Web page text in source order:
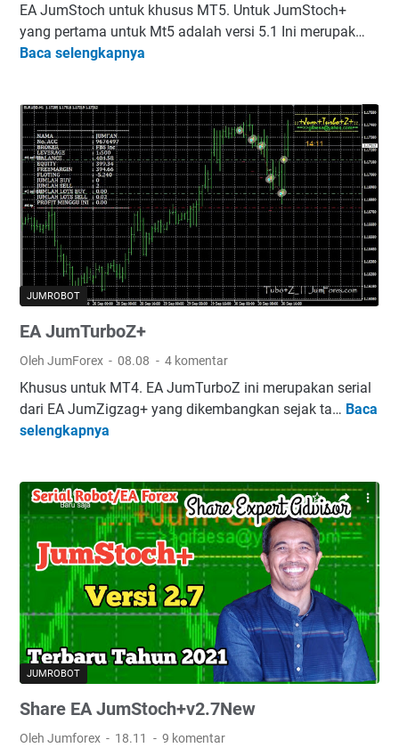
(
M
T
)
EA JumStoch untuk khusus MT5. Untuk JumStoch+
yang pertama untuk Mt5 adalah versi 5.1 Ini merupak…
Baca selengkapnya
u
m
S
t
o
c
h
+
v
5
.
1
k
h
u
s
M
T
5
)
JUMROBOT
EA JumTurboZ+
Oleh JumForex 08.08 4 komentar
Khusus untuk MT4. EA JumTurboZ ini merupakan serial
dari EA JumZigzag+ yang dikembangkan sejak ta… Baca
selengkapnya
E
m
T
u
r
b
o
Z
+
JUMROBOT
Share EA JumStoch+v2.7New
Oleh Jumforex 18.11 9 komentar